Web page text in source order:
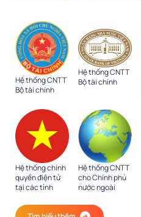
Hệ thống CNTT
Bộ tài chính
Hệ thống CNTT
Bộ tài chính
Hệ thống chính
quyền điện tử
tại các tỉnh
Hệ thống CNTT
cho Chính phủ
nước ngoài